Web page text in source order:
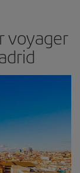
voyager